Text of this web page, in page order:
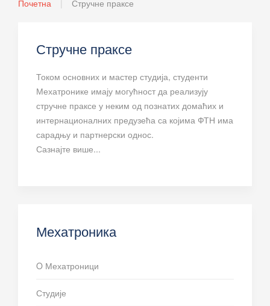
Почетна Стручне праксе
Стручне праксе
Током основних и мастер студија, студенти
Мехатронике имају могућност да реализују
стручне праксе у неким од познатих домаћих и
интернационалних предузећа са којима ФТН има
сарадњу и партнерски однос.
Сазнајте више...
Мехатроника
O Мехатроници
Студије